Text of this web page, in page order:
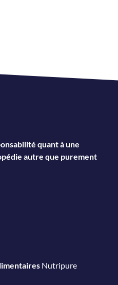
quant à une
autre que purement
Nutripure